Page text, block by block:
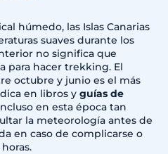
húmedo, las Islas Canarias
suaves durante los
no significa que
para hacer trekking. El
octubre y junio es el más
en libros y guías de
en esta época tan
la meteorología antes de
en caso de complicarse o